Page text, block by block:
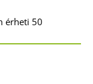
érheti 50